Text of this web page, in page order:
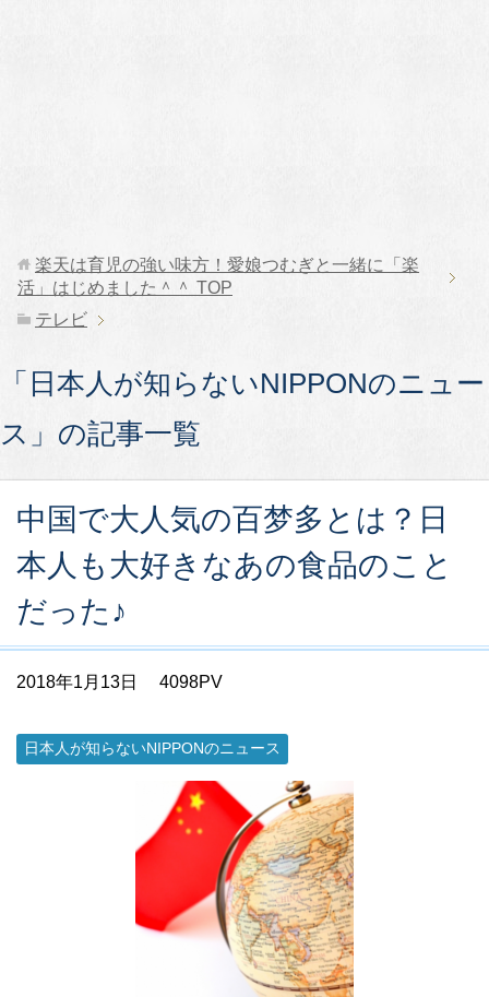
楽天は育児の強い味方！愛娘つむぎと一緒に「楽
活」はじめました＾＾ TOP
テレビ
「日本人が知らないNIPPONのニュー
ス」の記事一覧
中国で大人気の百梦多とは？日
本人も大好きなあの食品のこと
だった♪
2018年1月13日 4098PV
日本人が知らないNIPPONのニュース